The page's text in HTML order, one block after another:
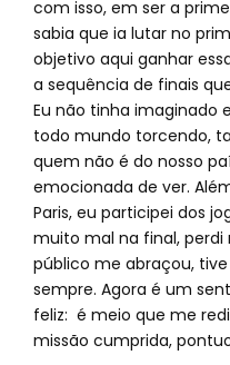
com isso, em ser a
sabia que ia lutar no
objetivo aqui ganhar
a sequência de finais
Eu não tinha imaginado
todo mundo torcendo,
quem não é do nosso
emocionada de ver.
Paris, eu participei dos
muito mal na final, perdi
público me abraçou,
sempre. Agora é um
feliz: é meio que me
missão cumprida,